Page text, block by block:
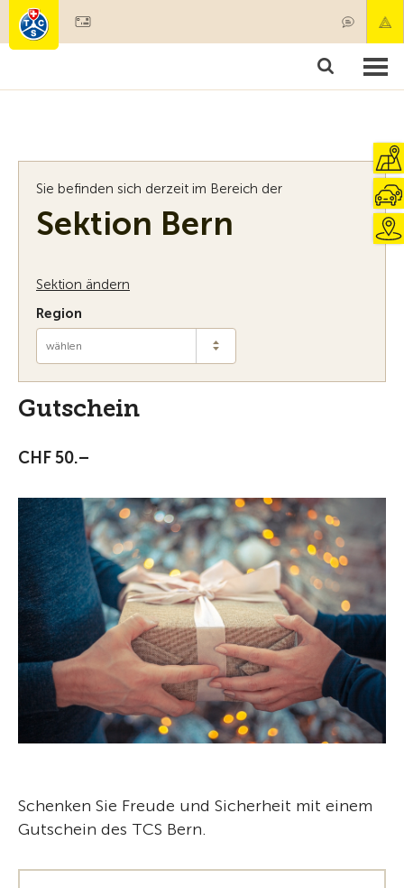
Mitgliedschaft & Leistungen
Sie befinden sich derzeit im Bereich der
Sektion Bern
Sektion ändern
Region
wählen
Gutschein
CHF 50.–
Schenken Sie Freude und Sicherheit mit einem
Gutschein des TCS Bern.